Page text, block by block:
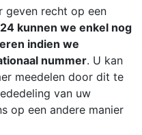
geven recht op een
kunnen we enkel nog
indien we
nummer. U kan
meedelen door dit te
van uw
op een andere manier